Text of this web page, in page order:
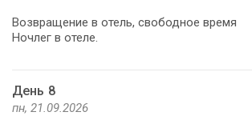
Возвращение в отель, свободное время
Ночлег в отеле.
День 8
пн, 21.09.2026